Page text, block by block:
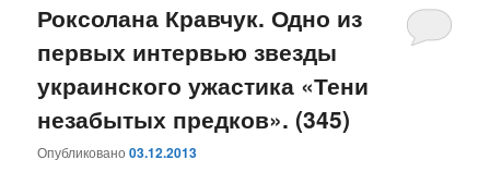
Роксолана Кравчук. Одно из
первых интервью звезды
украинского ужастика «Тени
незабытых предков». (345)
Опубликовано03.12.2013